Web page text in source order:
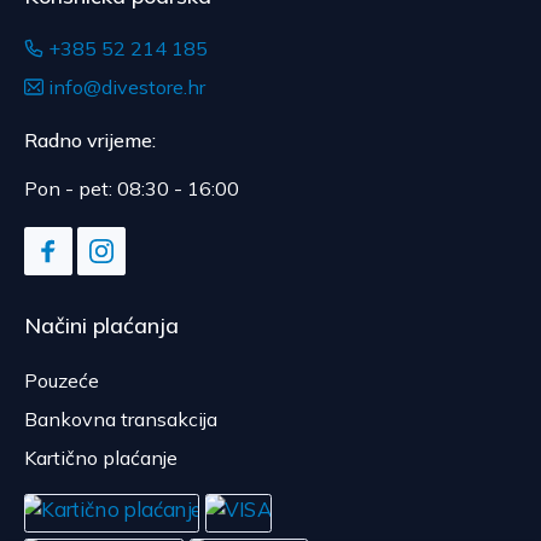
+385 52 214 185
info@divestore.hr
Radno vrijeme:
Pon - pet: 08:30 - 16:00
Načini plaćanja
Pouzeće
Bankovna transakcija
Kartično plaćanje